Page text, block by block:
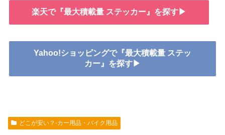
楽天で『最大積載量 ステッカー』を探す▶
Yahoo!ショッピングで『最大積載量 ステッ
カー』を探す▶
どこが安い？-カー用品・バイク用品